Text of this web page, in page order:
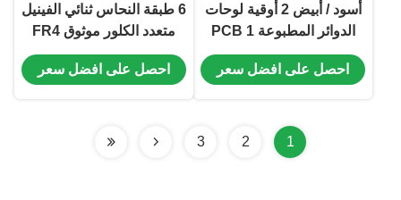
أسود / أبيض 2 أوقية لوحات
الدوائر المطبوعة PCB 1
طبقة PCB Cu القائمة على
النحاس
احصل على افضل سعر
6 طبقة النحاس ثنائي الفينيل
متعدد الكلور موثوق FR4
التحكم الصناعي ثنائي
الفينيل متعدد الكلور 250 مماحصل على افضل سعر
1
2
3